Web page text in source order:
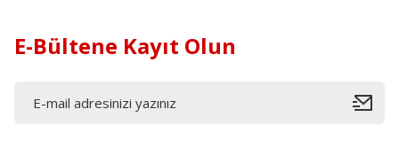
E-Bültene Kayıt Olun